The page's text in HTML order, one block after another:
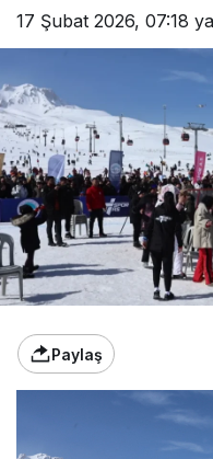
17 Şubat 2026, 07:18
Paylaş